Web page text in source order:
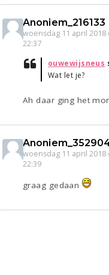
Anoniem_216133
woensdag 11 april 2018
22:37
ouwewijsneus
Wat let je?
Ah daar ging het
woensdag 11 april 2018
22:39
graag gedaan